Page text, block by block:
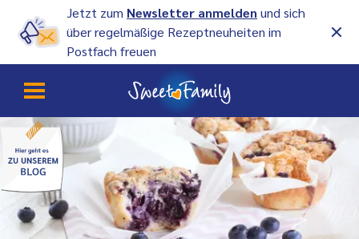
Jetzt zum Newsletter anmelden und sich
über regelmäßige Rezeptneuheiten im
Postfach freuen